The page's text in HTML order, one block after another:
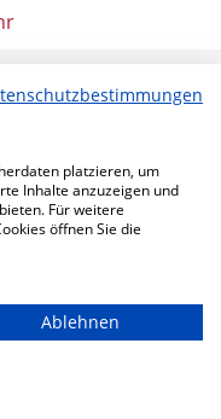
platzieren, um
Inhalte anzuzeigen und
Für weitere
öffnen Sie die
Ablehnen